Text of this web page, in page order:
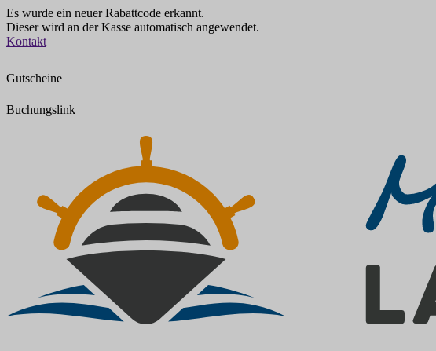
Es wurde ein neuer Rabattcode erkannt.
Dieser wird an der Kasse automatisch angewendet.
Zum
Kontakt
Gutscheine
Buchungslink